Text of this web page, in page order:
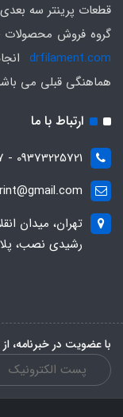
گروه فروش محصولات
drfilament.com
هماهنگی قبلی می
ارتباط با ما
09373225721 - 09107599077
تهران، میدان
رشیدی نصب، پلاک 1100، طبقه دوم،
با عضویت در خبرنامه،